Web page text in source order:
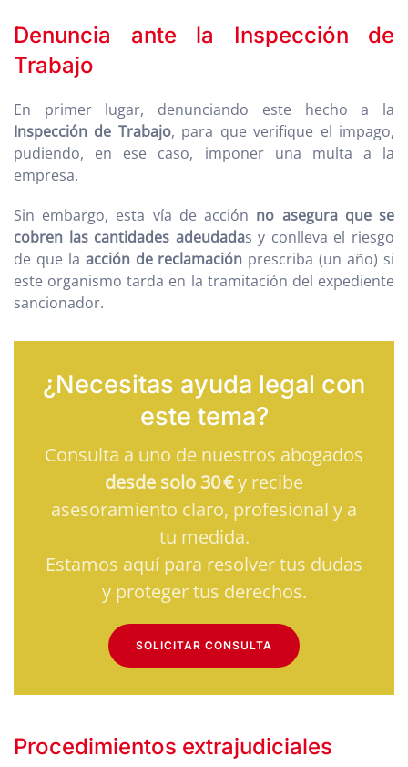
Denuncia ante la Inspección de
Trabajo
En primer lugar, denunciando este hecho a la
Inspección de Trabajo, para que verifique el impago,
pudiendo, en ese caso, imponer una multa a la
empresa.
Sin embargo, esta vía de acción no asegura que se
cobren las cantidades adeudadas y conlleva el riesgo
de que la acción de reclamación prescriba (un año) si
este organismo tarda en la tramitación del expediente
sancionador.
¿Necesitas ayuda legal con
este tema?
Consulta a uno de nuestros abogados
desde solo 30 €y recibe
asesoramiento claro, profesional y a
tu medida.
Estamos aquí para resolver tus dudas
y proteger tus derechos.
SOLICITAR CONSULTA
Procedimientos extrajudiciales